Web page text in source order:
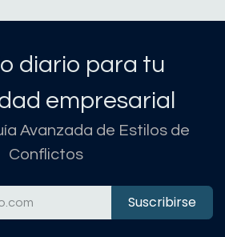
diario para tu
empresarial
Avanzada de Estilos de
Conflictos
Suscribirse